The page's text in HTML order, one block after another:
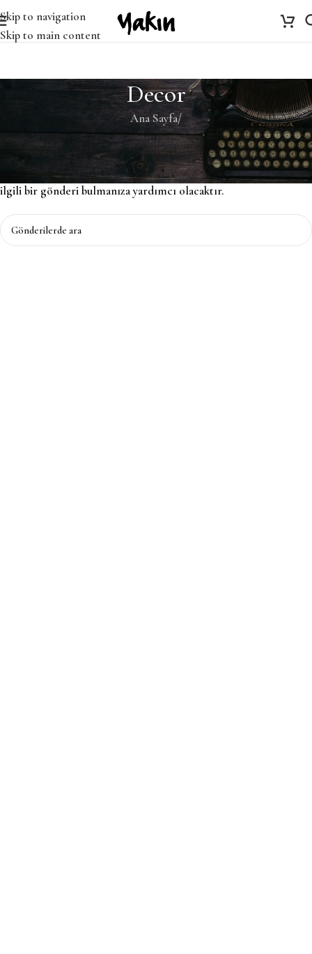
Skip to navigation
Skip to main content
Decor
Ana Sayfa/
Bulunamadı
Özür dileriz, ancak sonuç bulunamadı. Belki ARAMA yapmak,
ilgili bir gönderi bulmanıza yardımcı olacaktır.